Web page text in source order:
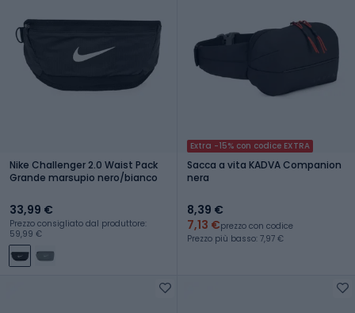
Nike Challenger 2.0 Waist Pack
Grande marsupio nero/bianco
33,99 €
Prezzo consigliato dal produttore:
59,99 €
Extra -15% con codice EXTRA
Sacca a vita KADVA Companion
nera
8,39 €
7,13 €prezzo con codice
Prezzo più basso: 7,97 €